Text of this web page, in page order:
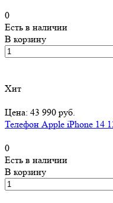
0
Есть в наличии
В корзину
Хит
Цена: 43 990 руб.
Телефон Apple iPhone 14
0
Есть в наличии
В корзину